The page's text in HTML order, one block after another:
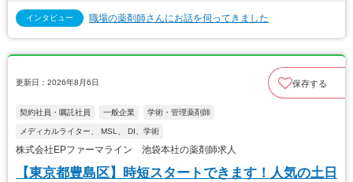
インタビュー 職場の薬剤師さんにお話を伺ってきました
更新日：2026年8月6日 保存する
契約社員・嘱託社員 一般企業 学術・管理薬剤師
メディカルライター、 MSL、 DI、学術
株式会社EPファーマライン 池袋本社の薬剤師求人
【東京都豊島区】時短スタートできます！人気の土日